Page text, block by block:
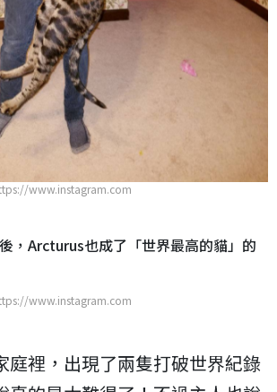
www.instagram.com
，Arcturus也成了「世界最高的貓」的
www.instagram.com
庭裡，出現了兩隻打破世界紀錄